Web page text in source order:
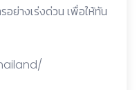
อย่างเร่งด่วน เพื่อให้ทัน